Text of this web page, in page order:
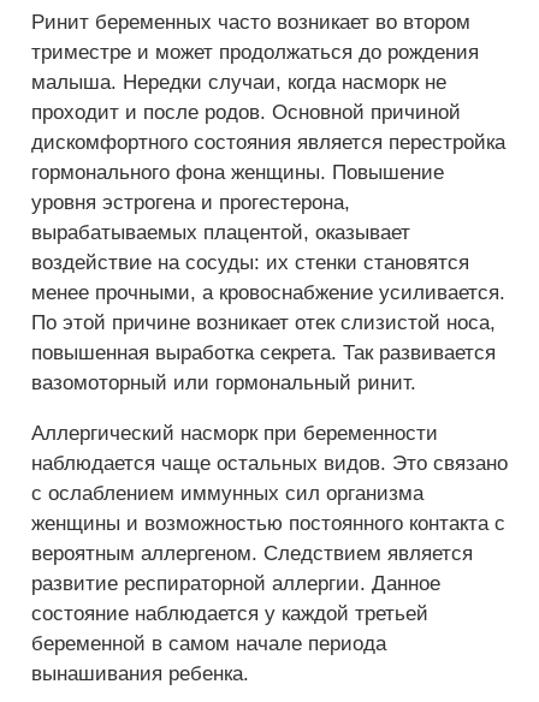
Ринит беременных часто возникает во втором
триместре и может продолжаться до рождения
малыша. Нередки случаи, когда насморк не
проходит и после родов. Основной причиной
дискомфортного состояния является перестройка
гормонального фона женщины. Повышение
уровня эстрогена и прогестерона,
вырабатываемых плацентой, оказывает
воздействие на сосуды: их стенки становятся
менее прочными, а кровоснабжение усиливается.
По этой причине возникает отек слизистой носа,
повышенная выработка секрета. Так развивается
вазомоторный или гормональный ринит.
Аллергический насморк при беременности
наблюдается чаще остальных видов. Это связано
с ослаблением иммунных сил организма
женщины и возможностью постоянного контакта с
вероятным аллергеном. Следствием является
развитие респираторной аллергии. Данное
состояние наблюдается у каждой третьей
беременной в самом начале периода
вынашивания ребенка.